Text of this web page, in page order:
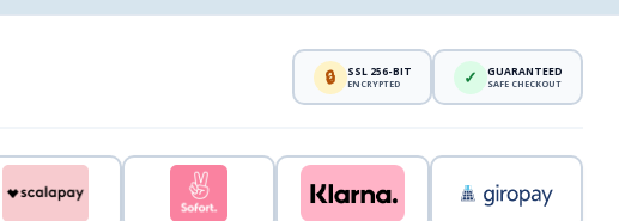
🔒 SSL 256-BIT
ENCRYPTED ✓ GUARANTEED
SAFE CHECKOUT